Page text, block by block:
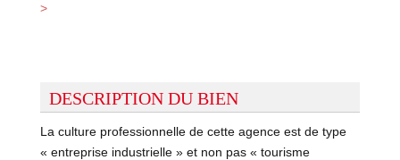
>
DESCRIPTION DU BIEN
La culture professionnelle de cette agence est de type
« entreprise industrielle » et non pas « tourisme